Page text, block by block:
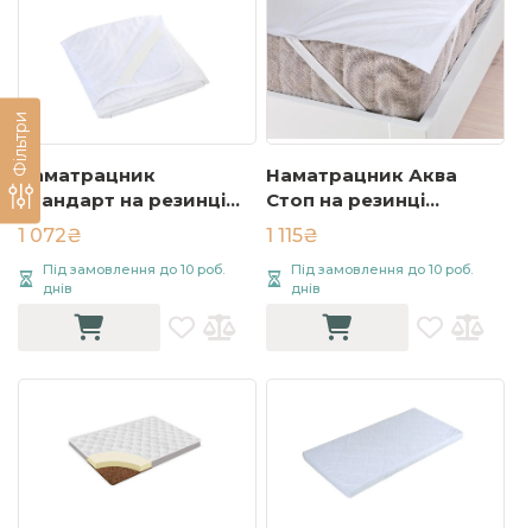
Фільтри
Наматрацник
Стандарт на резинці
200х200 см Білий
1 072₴
Під замовлення до 10 роб.
днів
Наматрацник Аква
Стоп на резинці
200х200 см Білий
1 115₴
Під замовлення до 10 роб.
днів